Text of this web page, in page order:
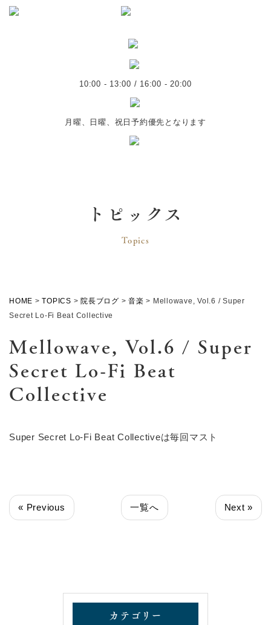
10:00 - 13:00 / 16:00 - 20:00
月曜、日曜、祝日予約優先となります
トピックス
Topics
HOME >TOPICS > 院長ブログ > 音楽 > Mellowave, Vol.6 / Super
Secret Lo-Fi Beat Collective
Mellowave, Vol.6 / Super
Secret Lo-Fi Beat
Collective
Super Secret Lo-Fi Beat Collectiveは毎回マスト
« Previous 一覧へ Next »
カテゴリー